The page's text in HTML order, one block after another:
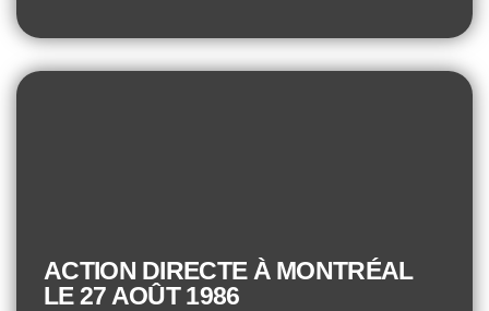
ACTION DIRECTE À MONTRÉAL
LE 27 AOÛT 1986